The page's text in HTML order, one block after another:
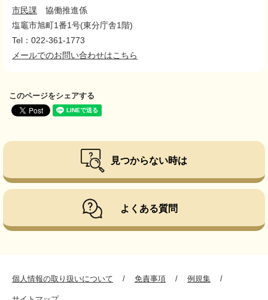
市民課
協働推進係
塩竈市旭町1番1号(東分庁舎1階)
Tel：022-361-1773
メールでのお問い合わせはこちら
このページをシェアする
見つからない時は
よくある質問
個人情報の取り扱いについて 免責事項 例規集